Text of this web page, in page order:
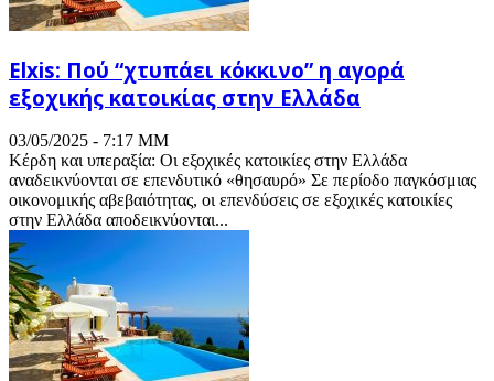
Elxis: Πού “χτυπάει κόκκινο” η αγορά
εξοχικής κατοικίας στην Ελλάδα
03/05/2025 - 7:17 ΜΜ
Κέρδη και υπεραξία: Οι εξοχικές κατοικίες στην Ελλάδα
αναδεικνύονται σε επενδυτικό «θησαυρό» Σε περίοδο παγκόσμιας
οικονομικής αβεβαιότητας, οι επενδύσεις σε εξοχικές κατοικίες
στην Ελλάδα αποδεικνύονται...